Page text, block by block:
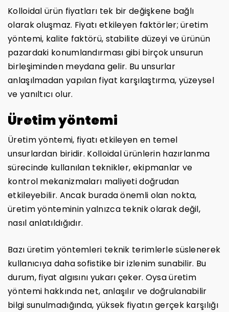
Kolloidal ürün fiyatları tek bir değişkene bağlı
olarak oluşmaz. Fiyatı etkileyen faktörler; üretim
yöntemi, kalite faktörü, stabilite düzeyi ve ürünün
pazardaki konumlandırması gibi birçok unsurun
birleşiminden meydana gelir. Bu unsurlar
anlaşılmadan yapılan fiyat karşılaştırma, yüzeysel
ve yanıltıcı olur.
Üretim yöntemi
Üretim yöntemi, fiyatı etkileyen en temel
unsurlardan biridir. Kolloidal ürünlerin hazırlanma
sürecinde kullanılan teknikler, ekipmanlar ve
kontrol mekanizmaları maliyeti doğrudan
etkileyebilir. Ancak burada önemli olan nokta,
üretim yönteminin yalnızca teknik olarak değil,
nasıl anlatıldığıdır.
Bazı üretim yöntemleri teknik terimlerle süslenerek
kullanıcıya daha sofistike bir izlenim sunabilir. Bu
durum, fiyat algısını yukarı çeker. Oysa üretim
yöntemi hakkında net, anlaşılır ve doğrulanabilir
bilgi sunulmadığında, yüksek fiyatın gerçek karşılığı